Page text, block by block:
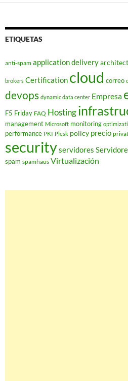
ETIQUETAS
anti-spam application delivery
brokers Certification cloud correo
devops dynamic data center Empresa
F5 Friday FAQ Hosting
management Microsoft monitoring
performance PKI Plesk policy precio
securityservidores
spam spamhaus Virtualización